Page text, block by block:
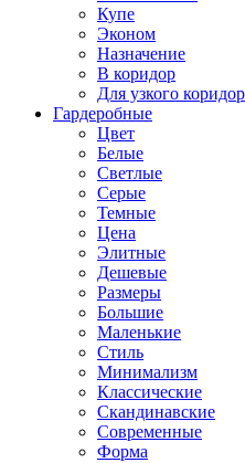
Купе
Эконом
Назначение
В коридор
Для узкого
Гардеробные
Цвет
Белые
Светлые
Серые
Темные
Цена
Элитные
Дешевые
Размеры
Большие
Маленькие
Стиль
Минимализм
Классические
Скандинавские
Современные
Форма